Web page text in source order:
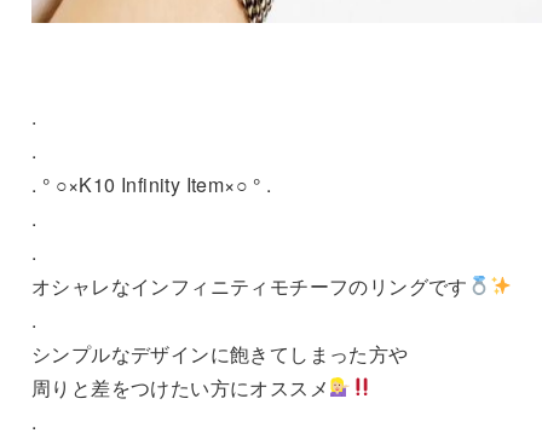
.
.
. ° ○×K10 Infinity Item×○ ° .
.
.
オシャレなインフィニティモチーフのリングです
.
シンプルなデザインに飽きてしまった方や
周りと差をつけたい方にオススメ
.